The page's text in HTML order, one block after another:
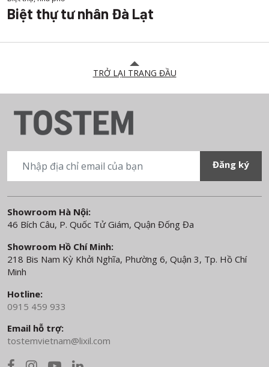
Biệt thự tư nhân Đà Lạt
TRỞ LẠI TRANG ĐẦU
Showroom Hà Nội:
46 Bích Câu, P. Quốc Tử Giám, Quận Đống Đa
Showroom Hồ Chí Minh:
218 Bis Nam Kỳ Khởi Nghĩa, Phường 6, Quận 3, Tp. Hồ Chí
Minh
Hotline:
0915 459 933
Email hỗ trợ:
tostemvietnam@lixil.com